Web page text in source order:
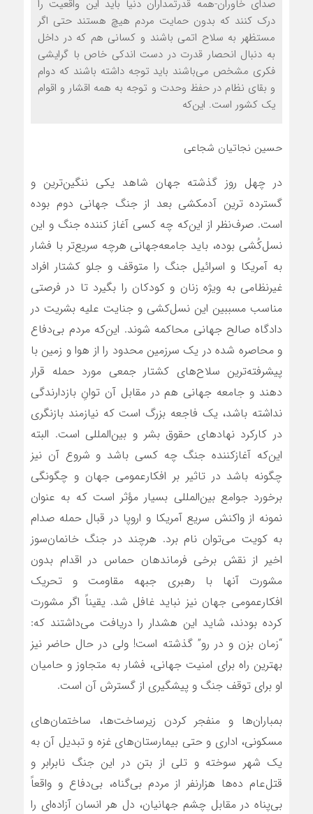
صدای خاوران-همه قدرتمداران دنیا باید این واقعیت را
درک کنند که بدون حمایت مردم هیچ هستند حتی اگر
مستظهر به سلاح اتمی باشند و کسانی هم که در داخل
به دنبال انحصار قدرت در دست اندکی خاص با گرایشی
فکری مشخص می‌باشند باید توجه داشته باشند که دوام
و بقای نظام در حفظ وحدت و توجه به همه اقشار و اقوام
یک کشور است. این‌که
حسین نجاتیان شجاعی
در چهل روز گذشته جهان شاهد یکی ننگین‌ترین و
گسترده ترین آدمکشی بعد از جنگ جهانی دوم بوده
است. صرف‌نظر از این‌که چه کسی آغاز کننده جنگ و این
نسل‌کُشی بوده، باید جامعه‌جهانی هرچه سریع‌تر با فشار
به آمریکا و اسرائیل جنگ را متوقف و جلو کشتار افراد
غیرنظامی به ویژه زنان و کودکان را بگیرد تا در فرصتی
مناسب مسببین این نسل‌کشی و جنایت علیه بشریت در
دادگاه صالح جهانی محاکمه شوند. این‌که مردم بی‌دفاع
و محاصره شده در یک سرزمین محدود را از هوا و زمین با
پیشرفته‌ترین سلاح‌های کشتار جمعی مورد حمله قرار
دهند و جامعه جهانی هم در مقابل آن توانِ بازدارندگی
نداشته باشد، یک فاجعه بزرگ است که نیازمند بازنگری
در کارکرد نهادهای حقوق بشر و بین‌المللی است. البته
این‌که آغازکننده جنگ چه کسی باشد و شروع آن نیز
چگونه باشد در تاثیر بر افکارعمومی جهان و چگونگی
برخورد جوامع بین‌المللی بسیار مؤثر است که به عنوان
نمونه از واکنش سریع آمریکا و اروپا در قبال حمله صدام
به کویت می‌توان نام برد. هرچند در جنگ خانمان‌سوز
اخیر از نقش برخی فرماندهان حماس در اقدام بدون
مشورت آنها با رهبری جبهه مقاومت و تحریک
افکارعمومی جهان نیز نباید غافل شد. یقیناً اگر مشورت
کرده بودند، شاید این هشدار را دریافت می‌داشتند که:
“زمان بزن و در رو” گذشته است! ولی در حال حاضر نیز
بهترین راه برای امنیت جهانی، فشار به متجاوز و حامیان
او برای توقف جنگ و پیشگیری از گسترش آن است.
بمباران‌ها و منفجر کردن زیرساخت‌ها، ساختمان‌های
مسکونی، اداری و حتی بیمارستان‌های غزه و تبدیل آن به
یک شهر سوخته و تلی از بتن در این جنگ نابرابر و
قتل‌عام ده‌ها هزارنفر از مردم بی‌گناه، بی‌دفاع و واقعاً
بی‌پناه در مقابل چشم جهانیان، دل هر انسان آزاده‌ای را